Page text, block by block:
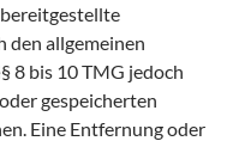
den allgemeinen
8 bis 10 TMG jedoch
gespeicherten
Eine Entfernung oder